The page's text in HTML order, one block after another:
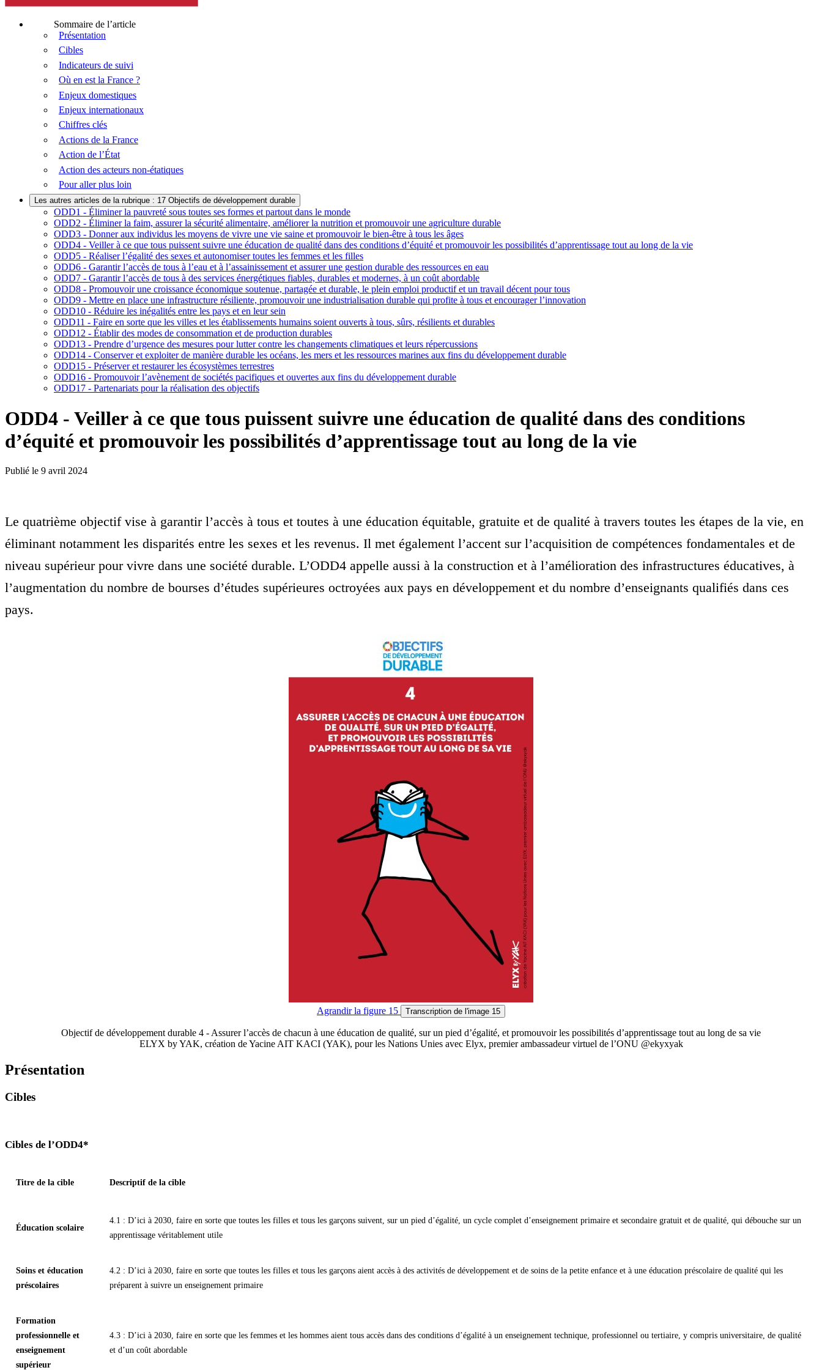
Sommaire de l’article
Présentation
Cibles
Indicateurs de suivi
Où en est la France ?
Enjeux domestiques
Enjeux internationaux
Chiffres clés
Actions de la France
Action de l’État
Action des acteurs non-étatiques
Pour aller plus loin
Les autres articles de la rubrique : 17 Objectifs de développement durable
ODD1 - Éliminer la pauvreté sous toutes ses formes et partout dans le monde
ODD2 - Éliminer la faim, assurer la sécurité alimentaire, améliorer la nutrition et promouvoir une agriculture durable
ODD3 - Donner aux individus les moyens de vivre une vie saine et promouvoir le bien-être à tous les âges
ODD4 - Veiller à ce que tous puissent suivre une éducation de qualité dans des conditions d’équité et promouvoir les possibilités d’apprentissage tout au long de la vie
ODD5 - Réaliser l’égalité des sexes et autonomiser toutes les femmes et les filles
ODD6 - Garantir l’accès de tous à l’eau et à l’assainissement et assurer une gestion durable des ressources en eau
ODD7 - Garantir l’accès de tous à des services énergétiques fiables, durables et modernes, à un coût abordable
ODD8 - Promouvoir une croissance économique soutenue, partagée et durable, le plein emploi productif et un travail décent pour tous
ODD9 - Mettre en place une infrastructure résiliente, promouvoir une industrialisation durable qui profite à tous et encourager l’innovation
ODD10 - Réduire les inégalités entre les pays et en leur sein
ODD11 - Faire en sorte que les villes et les établissements humains soient ouverts à tous, sûrs, résilients et durables
ODD12 - Établir des modes de consommation et de production durables
ODD13 - Prendre d’urgence des mesures pour lutter contre les changements climatiques et leurs répercussions
ODD14 - Conserver et exploiter de manière durable les océans, les mers et les ressources marines aux fins du développement durable
ODD15 - Préserver et restaurer les écosystèmes terrestres
ODD16 - Promouvoir l’avènement de sociétés pacifiques et ouvertes aux fins du développement durable
ODD17 - Partenariats pour la réalisation des objectifs
ODD4 - Veiller à ce que tous puissent suivre une éducation de qualité dans des conditions
d’équité et promouvoir les possibilités d’apprentissage tout au long de la vie
Publié le 9 avril 2024
Le quatrième objectif vise à garantir l’accès à tous et toutes à une éducation équitable, gratuite et de qualité à travers toutes les étapes de la vie, en
éliminant notamment les disparités entre les sexes et les revenus. Il met également l’accent sur l’acquisition de compétences fondamentales et de
niveau supérieur pour vivre dans une société durable. L’ODD4 appelle aussi à la construction et à l’amélioration des infrastructures éducatives, à
l’augmentation du nombre de bourses d’études supérieures octroyées aux pays en développement et du nombre d’enseignants qualifiés dans ces
pays.
Agrandirla figure 15 Transcription de l'image 15
Objectif de développement durable 4 - Assurer l’accès de chacun à une éducation de qualité, sur un pied d’égalité, et promouvoir les possibilités d’apprentissage tout au long de sa vie
ELYX by YAK, création de Yacine AIT KACI (YAK), pour les Nations Unies avec Elyx, premier ambassadeur virtuel de l’ONU @ekyxyak
Présentation
Cibles
Cibles de l’ODD4*
Titre de la cible Descriptif de la cible
Éducation scolaire
4.1 : D’ici à 2030, faire en sorte que toutes les filles et tous les garçons suivent, sur un pied d’égalité, un cycle complet d’enseignement primaire et secondaire gratuit et de qualité, qui débouche sur un
apprentissage véritablement utile
Soins et éducation
préscolaires
4.2 : D’ici à 2030, faire en sorte que toutes les filles et tous les garçons aient accès à des activités de développement et de soins de la petite enfance et à une éducation préscolaire de qualité qui les
préparent à suivre un enseignement primaire
Formation
professionnelle et
enseignement
supérieur
4.3 : D’ici à 2030, faire en sorte que les femmes et les hommes aient tous accès dans des conditions d’égalité à un enseignement technique, professionnel ou tertiaire, y compris universitaire, de qualité
et d’un coût abordable